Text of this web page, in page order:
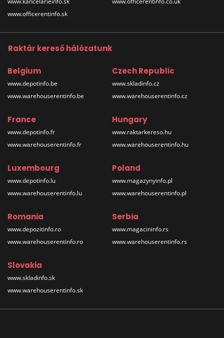
www.officerentinfo.sk
Raktár kereső hálózatunk
Belgium
www.depotinfo.be
www.warehouserentinfo.be
Czech Republic
www.skladinfo.cz
www.warehouserentinfo.cz
France
www.depotinfo.fr
www.warehouserentinfo.fr
Hungary
www.raktarkereso.hu
www.warehouserentinfo.hu
Luxembourg
www.depotinfo.lu
www.warehouserentinfo.lu
Poland
www.magazynyinfo.pl
www.warehouserentinfo.pl
Romania
www.depozitinfo.ro
www.warehouserentinfo.ro
Serbia
www.magacininfo.rs
www.warehouserentinfo.rs
Slovakia
www.skladinfo.sk
www.warehouserentinfo.sk